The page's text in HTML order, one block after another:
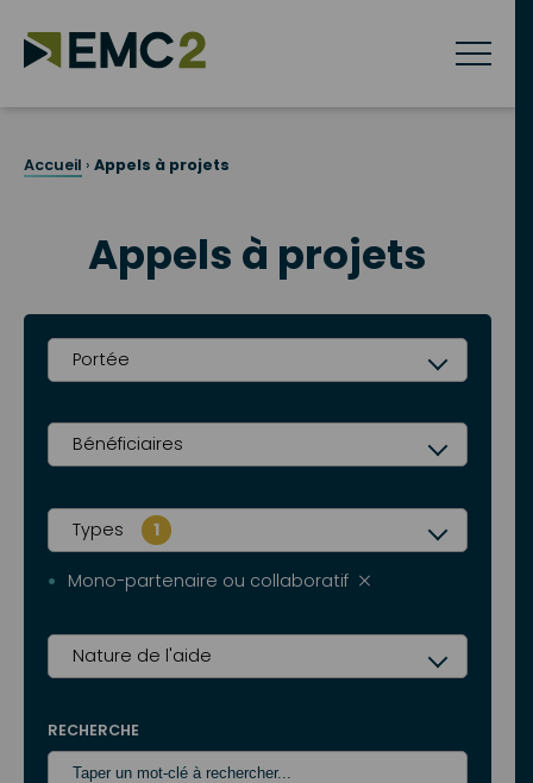
Skip
content
Accueil › Appels à projets
Appels à projets
Portée
Bénéficiaires
Types
Mono-partenaire ou collaboratif
Nature de l'aide
RECHERCHE